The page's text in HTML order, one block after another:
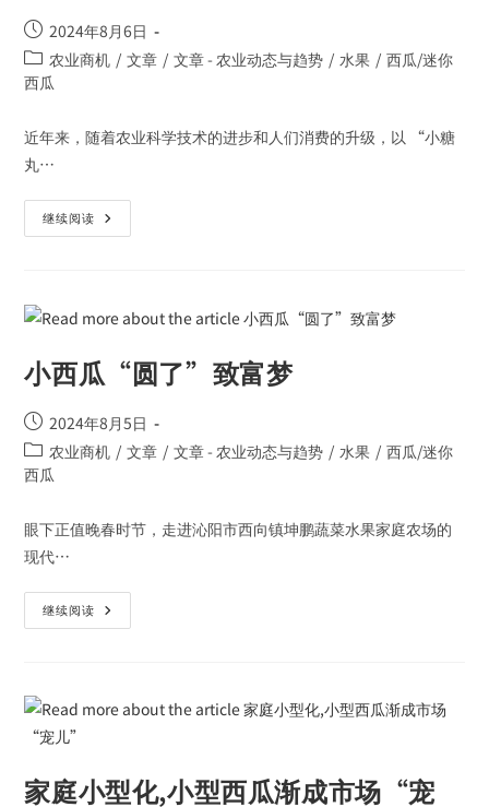
2024年8月6日
农业商机 / 文章 / 文章 - 农业动态与趋势 / 水果 / 西瓜/迷你
西瓜
近年来，随着农业科学技术的进步和人们消费的升级，以 “小糖
丸…
继续阅读
小西瓜“圆了”致富梦
2024年8月5日
农业商机 / 文章 / 文章 - 农业动态与趋势 / 水果 / 西瓜/迷你
西瓜
眼下正值晚春时节，走进沁阳市西向镇坤鹏蔬菜水果家庭农场的
现代…
继续阅读
家庭小型化,小型西瓜渐成市场“宠